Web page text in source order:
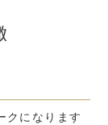
クになります